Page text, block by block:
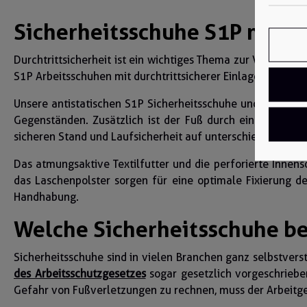
Sicherheitsschuhe S1P mit
Durchtrittsicherheit ist ein wichtiges Thema zur
S1P Arbeitsschuhen mit durchtrittsicherer Einlage
Unsere antistatischen S1P Sicherheitsschuhe und
Gegenständen. Zusätzlich ist der Fuß durch eine
sicheren Stand und Laufsicherheit auf unterschiedlichen
Das atmungsaktive Textilfutter und die perforierte
das Laschenpolster sorgen für eine optimale Fixierung
Handhabung.
Welche Sicherheitsschuhe
Sicherheitsschuhe sind in vielen Branchen ganz
des Arbeitsschutzgesetzessogar gesetzlich
Gefahr von Fußverletzungen zu rechnen, muss der